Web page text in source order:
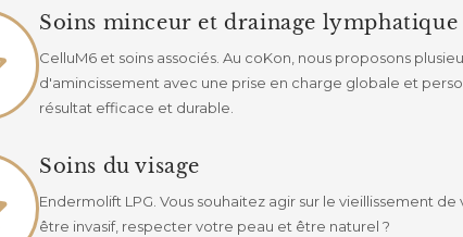
Soins minceur et drainage lymphatique
CelluM6 et soins associés. Au coKon, nous proposons
d'amincissement avec une prise en charge globale et
résultat efficace et durable.
Soins du visage
Endermolift LPG. Vous souhaitez agir sur le vieillissement de
être invasif, respecter votre peau et être naturel ?